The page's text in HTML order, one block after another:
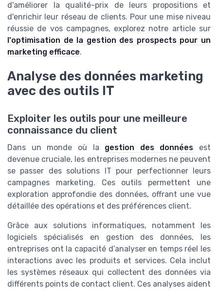
d'améliorer la qualité-prix de leurs propositions et
d'enrichir leur réseau de clients. Pour une mise niveau
réussie de vos campagnes, explorez notre article sur
l'optimisation de la gestion des prospects pour un
marketing efficace.
Analyse des données marketing
avec des outils IT
Exploiter les outils pour une meilleure
connaissance du client
Dans un monde où la gestion des données est
devenue cruciale, les entreprises modernes ne peuvent
se passer des solutions IT pour perfectionner leurs
campagnes marketing. Ces outils permettent une
exploration approfondie des données, offrant une vue
détaillée des opérations et des préférences client.
Grâce aux solutions informatiques, notamment les
logiciels spécialisés en gestion des données, les
entreprises ont la capacité d’analyser en temps réel les
interactions avec les produits et services. Cela inclut
les systèmes réseaux qui collectent des données via
différents points de contact client. Ces analyses aident